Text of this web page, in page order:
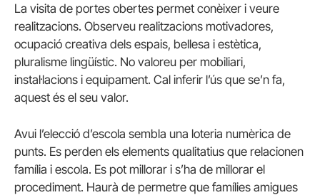
La visita de portes obertes permet conèixer i veure
realitzacions. Observeu realitzacions motivadores,
ocupació creativa dels espais, bellesa i estètica,
pluralisme lingüístic. No valoreu per mobiliari,
instal·lacions i equipament. Cal inferir l’ús que se’n fa,
aquest és el seu valor.
Avui l’elecció d’escola sembla una loteria numèrica de
punts. Es perden els elements qualitatius que relacionen
família i escola. Es pot millorar i s’ha de millorar el
procediment. Haurà de permetre que famílies amigues